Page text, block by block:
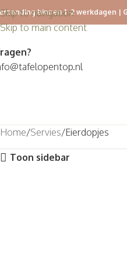
Skip to navigation
Skip to main content
binnen 1 -2 werkdagen |
Home Servies Eierdopjes
Toon sidebar